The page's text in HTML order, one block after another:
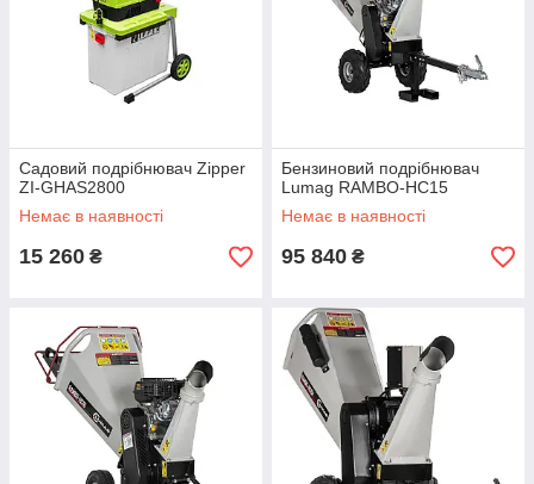
Садовий подрібнювач Zipper
ZI-GHAS2800
Немає в наявності
15 260 ₴
Бензиновий подрібнювач
Lumag RAMBO-HC15
Немає в наявності
95 840 ₴